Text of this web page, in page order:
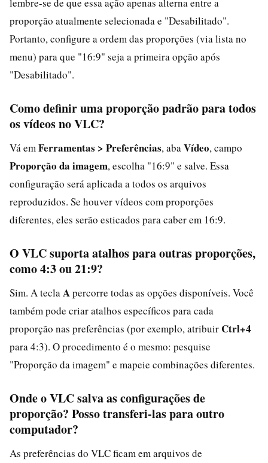
proporção atualmente selecionada e "Desabilitado".
Portanto, configure a ordem das proporções (via lista no
menu) para que "16:9" seja a primeira opção após
"Desabilitado".
Como definir uma proporção padrão para todos
os vídeos no VLC?
Vá em Ferramentas > Preferências, aba Vídeo, campo
Proporção da imagem, escolha "16:9" e salve. Essa
configuração será aplicada a todos os arquivos
reproduzidos. Se houver vídeos com proporções
diferentes, eles serão esticados para caber em 16:9.
O VLC suporta atalhos para outras proporções,
como 4:3 ou 21:9?
Sim. A tecla Apercorre todas as opções disponíveis. Você
também pode criar atalhos específicos para cada
proporção nas preferências (por exemplo, atribuir Ctrl+4
para 4:3). O procedimento é o mesmo: pesquise
"Proporção da imagem" e mapeie combinações diferentes.
Onde o VLC salva as configurações de
proporção? Posso transferi-las para outro
computador?
As preferências do VLC ficam em arquivos de